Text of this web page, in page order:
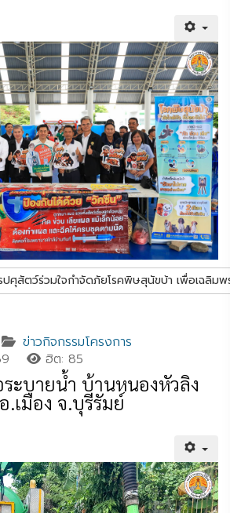
ปศุสัตว์ร่วมใจกำจัดภัยโรคพิษสุนัขบ้า เพื่อเฉลิมพ
ข่าวกิจกรรมโครงการ
ฮิต: 85
ะบายน้ำ บ้านหนองหัวลิง
เมือง จ.บุรีรัมย์